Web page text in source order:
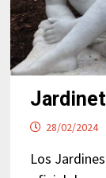
28/02/2024
Los